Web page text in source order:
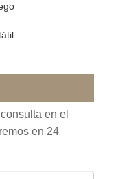
en el
en 24